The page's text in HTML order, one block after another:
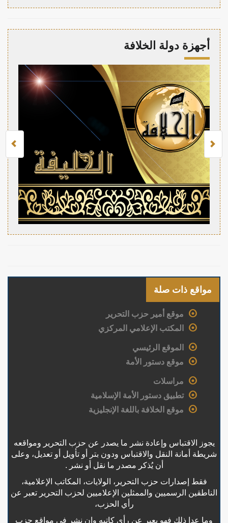
أجهزة دولة الخلافة
مواقع ذات صلة
موقع أمير حزب التحرير
المكتب الإعلامي المركزي
الموقع الرئيسي
موقع دستور الأمة
مراسلات
تطبيق دستور الأمة الإسلامية
موقع الخلافة باللغة الإنجليزية
يجوز الاقتباس وإعادة نشر ما يصدر عن حزب التحرير ومواقعه
شريطة أمانة النقل والاقتباس ودون بتر أو تأويل أو تعديل، وعلى
أن يُذكر مصدر ما نقل أو نشر .
فقط إصدارات حزب التحرير، الولايات، المكاتب الإعلامية،
الناطقين الرسميين والممثلين الإعلاميين لحزب التحرير تعبر عن
رأي الحزب،
وما عدا ذلك فهو يعبر عن رأي كاتبه وإن نشر في مواقع حزب